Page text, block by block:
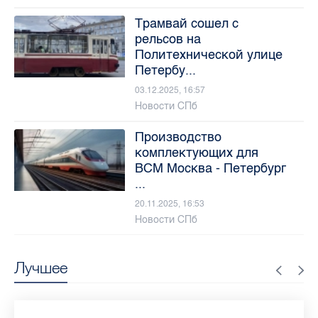
Трамвай сошел с
рельсов на
Политехнической улице
Петербу...
03.12.2025, 16:57
Новости СПб
Производство
комплектующих для
ВСМ Москва - Петербург
...
20.11.2025, 16:53
Новости СПб
Лучшее